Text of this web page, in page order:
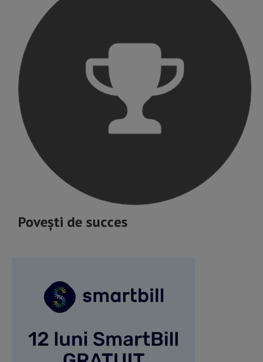
Povești de succes